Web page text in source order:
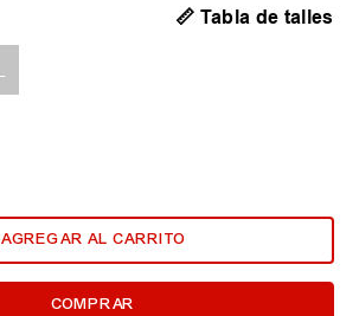
📏 Tabla de talles
AGREGAR AL CARRITO
COMPRAR